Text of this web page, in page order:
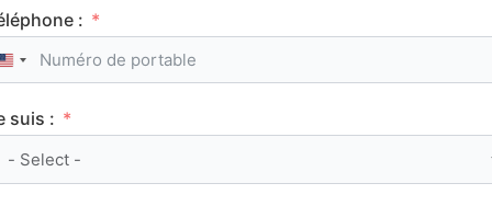
:
United States +1
suis :